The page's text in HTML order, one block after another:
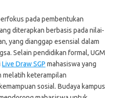
pada pembentukan
diterapkan berbasis pada nilai-
yang dianggap esensial dalam
Selain pendidikan formal, UGM
Live Draw SGP mahasiswa yang
melatih keterampilan
sosial. Budaya kampus